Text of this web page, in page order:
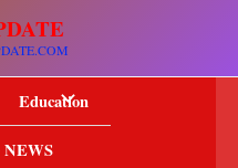
Education